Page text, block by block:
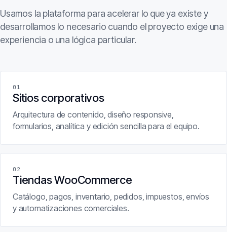
Usamos la plataforma para acelerar lo que ya existe y
desarrollamos lo necesario cuando el proyecto exige una
experiencia o una lógica particular.
01
Sitios corporativos
Arquitectura de contenido, diseño responsive,
formularios, analítica y edición sencilla para el equipo.
02
Tiendas WooCommerce
Catálogo, pagos, inventario, pedidos, impuestos, envíos
y automatizaciones comerciales.